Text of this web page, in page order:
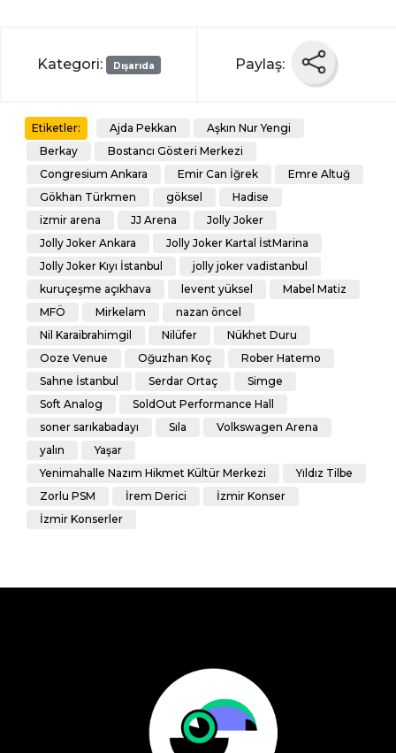
Kategori: Dışarıda Paylaş:
Etiketler: Ajda Pekkan
Aşkın Nur Yengi
Berkay
Bostancı Gösteri Merkezi
Congresium Ankara
Emir Can İğrek
Emre Altuğ
Gökhan Türkmen
göksel
Hadise
izmir arena
JJ Arena
Jolly Joker
Jolly Joker Ankara
Jolly Joker Kartal İstMarina
Jolly Joker Kıyı İstanbul
jolly joker vadistanbul
kuruçeşme açıkhava
levent yüksel
Mabel Matiz
MFÖ
Mirkelam
nazan öncel
Nil Karaibrahimgil
Nilüfer
Nükhet Duru
Ooze Venue
Oğuzhan Koç
Rober Hatemo
Sahne İstanbul
Serdar Ortaç
Simge
Soft Analog
SoldOut Performance Hall
soner sarıkabadayı
Sıla
Volkswagen Arena
yalın
Yaşar
Yenimahalle Nazım Hikmet Kültür Merkezi
Yıldız Tilbe
Zorlu PSM
İrem Derici
İzmir Konser
İzmir Konserler